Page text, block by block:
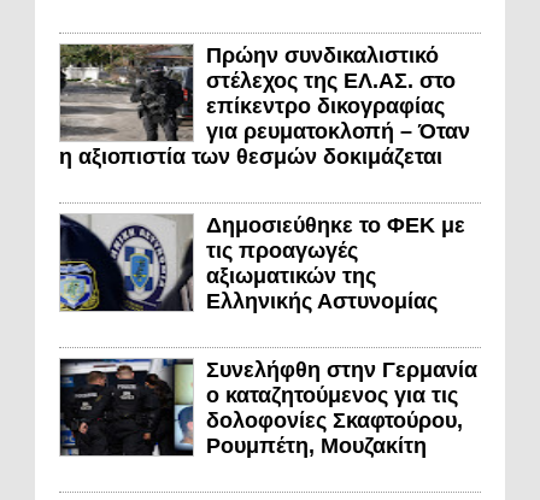
Πρώην συνδικαλιστικό
στέλεχος της ΕΛ.ΑΣ. στο
επίκεντρο δικογραφίας
για ρευματοκλοπή – Όταν
η αξιοπιστία των θεσμών δοκιμάζεται
Δημοσιεύθηκε το ΦΕΚ με
τις προαγωγές
αξιωματικών της
Ελληνικής Αστυνομίας
Συνελήφθη στην Γερμανία
ο καταζητούμενος για τις
δολοφονίες Σκαφτούρου,
Ρουμπέτη, Μουζακίτη